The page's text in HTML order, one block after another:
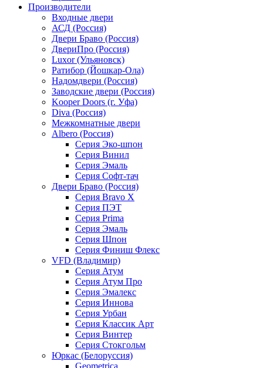
Производители
Входные двери
АСД (Россия)
Двери Браво (Россия)
ДвериПро (Россия)
Luxor (Ульяновск)
Ратибор (Йошкар-Ола)
Надомдвери (Россия)
Заводские двери (Россия)
Kooper Doors (г. Уфа)
Diva (Россия)
Межкомнатные двери
Albero (Россия)
Серия Эко-шпон
Серия Винил
Серия Эмаль
Серия Софт-тач
Двери Браво (Россия)
Серия Bravo X
Серия ПЭТ
Серия Prima
Серия Эмаль
Серия Шпон
Серия Финиш Флекс
VFD (Владимир)
Серия Атум
Серия Атум Про
Серия Эмалекс
Серия Иннова
Серия Урбан
Серия Классик Арт
Серия Винтер
Серия Стокгольм
Юркас (Белоруссия)
Geometrica